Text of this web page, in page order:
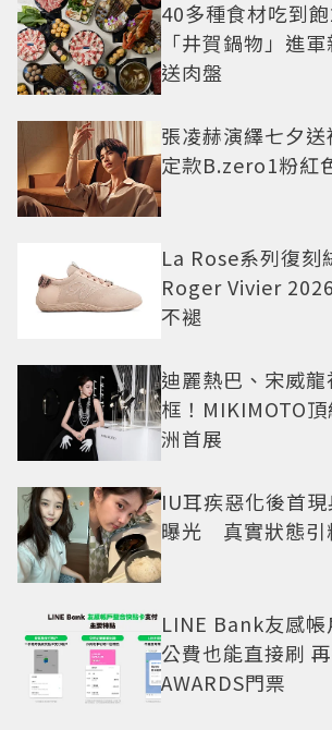
40多種食材吃到
「井賀鍋物」進
送肉盤
張凌赫演繹七夕
定款B.zero1粉紅
La Rose系列復刻
Roger Vivier
不褪
迪麗熱巴、宋威
框！MIKIMOTO
洲首展
IU耳疾惡化後首
曝光 真實狀態引
LINE Bank友感帳
公費也能直接刷
AWARDS門票